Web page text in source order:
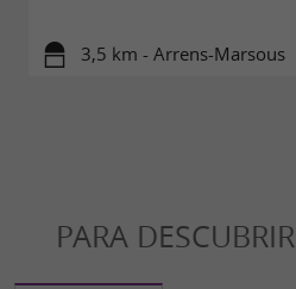
3,5 km - Arrens-Marsous
PARA DESCUBRIR